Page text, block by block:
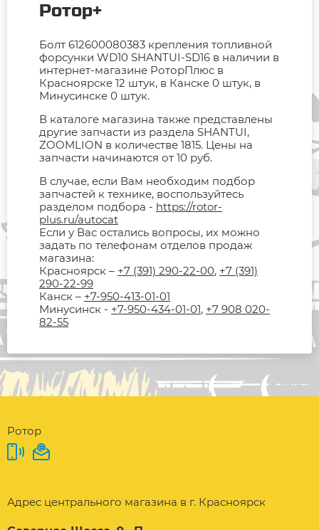
Ротор+
Болт 612600080383 крепления топливной
форсунки WD10 SHANTUI-SD16 в наличии в
интернет-магазине РоторПлюс в
Красноярске 12 штук, в Канске 0 штук, в
Минусинске 0 штук.
В каталоге магазина также представлены
другие запчасти из раздела SHANTUI,
ZOOMLION в количестве 1815. Цены на
запчасти начинаются от 10 руб.
В случае, если Вам необходим подбор
запчастей к технике, воспользуйтесь
разделом подбора - https://rotor-
plus.ru/autocat
Если у Вас остались вопросы, их можно
задать по телефонам отделов продаж
магазина:
Красноярск – +7 (391) 290-22-00, +7 (391)
290-22-99
Канск – +7-950-413-01-01
Минусинск - +7-950-434-01-01, +7 908 020-
82-55
Ротор
Адрес центрального магазина в г. Красноярск